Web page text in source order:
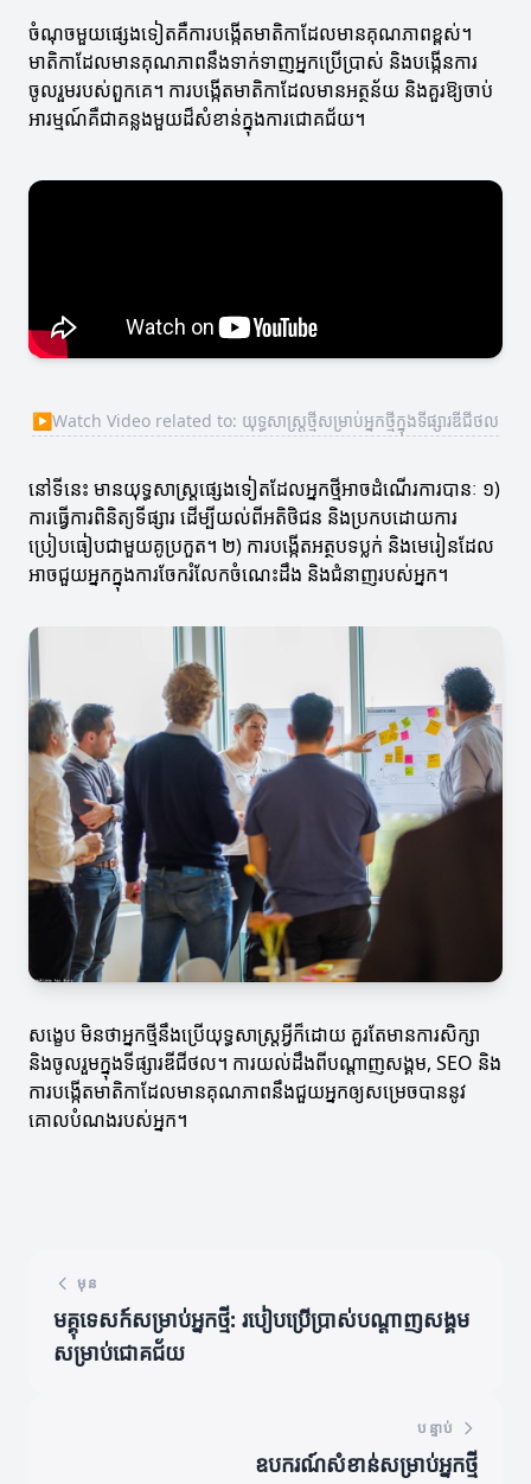
ចំណុចមួយផ្សេងទៀតគឺការបង្កើតមាតិកាដែលមានគុណភាពខ្ពស់។
មាតិកាដែលមានគុណភាពនឹងទាក់ទាញអ្នកប្រើប្រាស់ និងបង្កើនការ
ចូលរួមរបស់ពួកគេ។ ការបង្កើតមាតិកាដែលមានអត្ថន័យ និងគួរឱ្យចាប់
អារម្មណ៍គឺជាគន្លងមួយដ៏សំខាន់ក្នុងការជោគជ័យ។
▶Watch Video related to: យុទ្ធសាស្ត្រថ្មីសម្រាប់អ្នកថ្មីក្នុងទីផ្សារឌីជីថល
នៅទីនេះ មានយុទ្ធសាស្ត្រផ្សេងទៀតដែលអ្នកថ្មីអាចដំណើរការបានៈ ១)
ការធ្វើការពិនិត្យទីផ្សារ ដើម្បីយល់ពីអតិថិជន និងប្រកបដោយការ
ប្រៀបធៀបជាមួយគូប្រកួត។ ២) ការបង្កើតអត្ថបទប្លក់ និងមេរៀនដែល
អាចជួយអ្នកក្នុងការចែករំលែកចំណេះដឹង និងជំនាញរបស់អ្នក។
សង្ខេប មិនថាអ្នកថ្មីនឹងប្រើយុទ្ធសាស្ត្រអ្វីក៏ដោយ គួរតែមានការសិក្សា
និងចូលរួមក្នុងទីផ្សារឌីជីថល។ ការយល់ដឹងពីបណ្តាញសង្គម, SEO និង
ការបង្កើតមាតិកាដែលមានគុណភាពនឹងជួយអ្នកឲ្យសម្រេចបាននូវ
គោលបំណងរបស់អ្នក។
មុន
មគ្គុទេសក៍សម្រាប់អ្នកថ្មី: របៀបប្រើប្រាស់បណ្តាញសង្គម
សម្រាប់ជោគជ័យ
បន្ទាប់
ឧបករណ៍សំខាន់សម្រាប់អ្នកថ្មី